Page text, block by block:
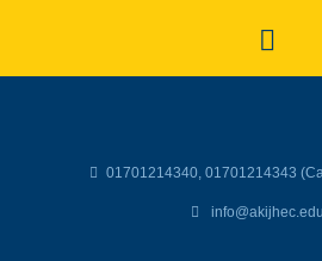
01701214340, 01701214343